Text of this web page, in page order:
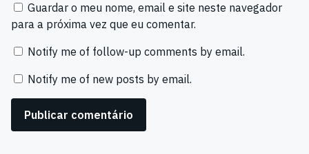
Guardar o meu nome, email e site neste navegador
para a próxima vez que eu comentar.
Notify me of follow-up comments by email.
Notify me of new posts by email.